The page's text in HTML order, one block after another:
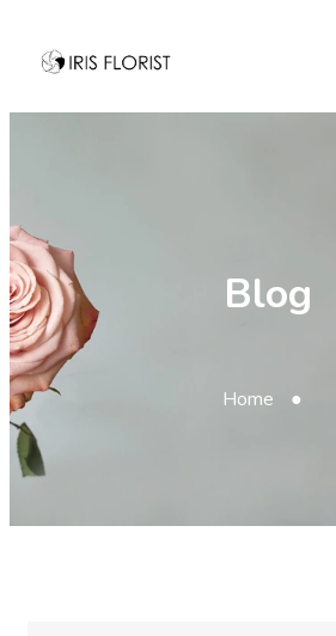
Blog
Home ●